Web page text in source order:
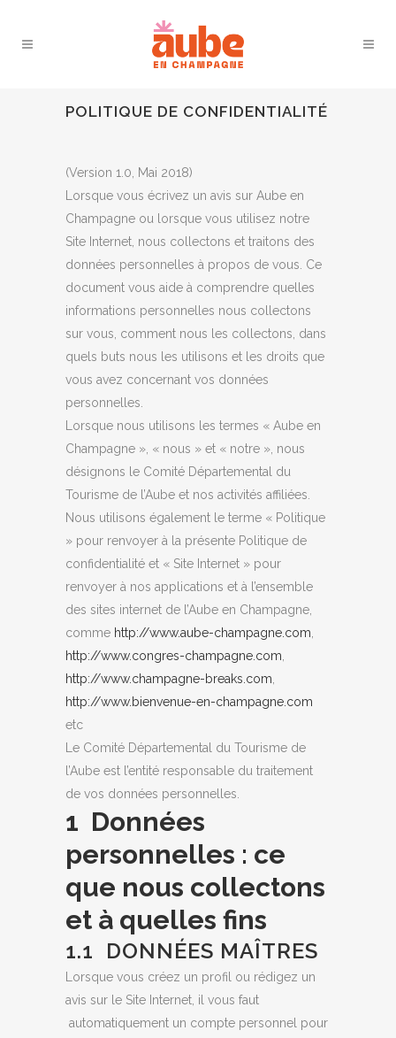
POLITIQUE DE CONFIDENTIALITÉ
(Version 1.0, Mai 2018)
Lorsque vous écrivez un avis sur Aube en
Champagne ou lorsque vous utilisez notre
Site Internet, nous collectons et traitons des
données personnelles à propos de vous. Ce
document vous aide à comprendre quelles
informations personnelles nous collectons
sur vous, comment nous les collectons, dans
quels buts nous les utilisons et les droits que
vous avez concernant vos données
personnelles.
Lorsque nous utilisons les termes « Aube en
Champagne », « nous » et « notre », nous
désignons le Comité Départemental du
Tourisme de l’Aube et nos activités affiliées.
Nous utilisons également le terme « Politique
» pour renvoyer à la présente Politique de
confidentialité et « Site Internet » pour
renvoyer à nos applications et à l’ensemble
des sites internet de l’Aube en Champagne,
comme http://www.aube-champagne.com
http://www.congres-champagne.com
http://www.champagne-breaks.com
http://www.bienvenue-en-champagne.com
etc
Le Comité Départemental du Tourisme de
l’Aube est l’entité responsable du traitement
de vos données personnelles.
1 Données
personnelles : ce
que nous collectons
et à quelles fins
1.1 DONNÉES MAÎTRES
Lorsque vous créez un profil ou rédigez un
avis sur le Site Internet, il vous faut
automatiquement un compte personnel pour